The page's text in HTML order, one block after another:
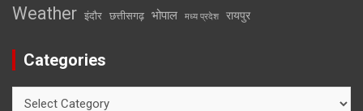
Weather इंदौर छत्तीसगढ़ भोपाल मध्य प्रदेश रायपुर
Categories